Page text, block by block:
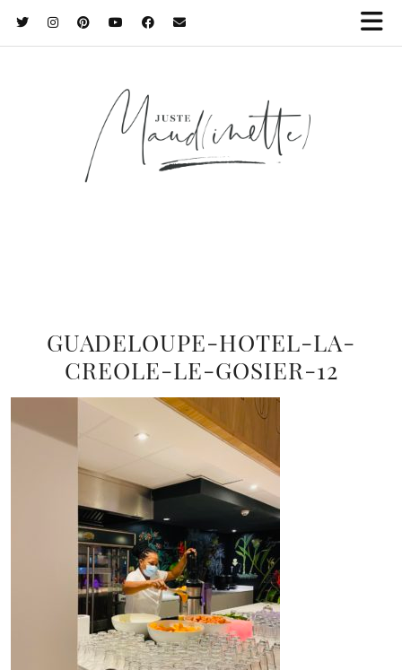
GUADELOUPE-HOTEL-LA-
CREOLE-LE-GOSIER-12